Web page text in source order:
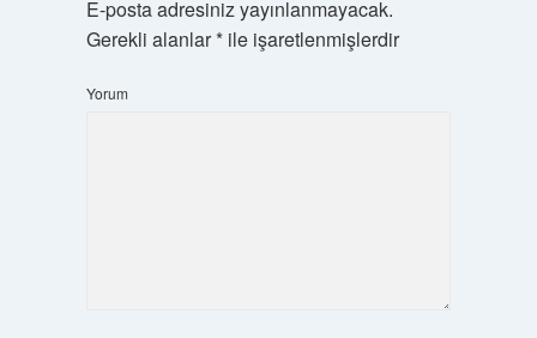
E-posta adresiniz yayınlanmayacak.
Gerekli alanlar*ile işaretlenmişlerdir
Yorum